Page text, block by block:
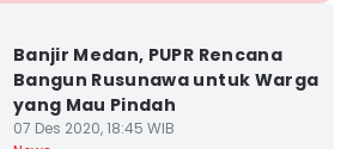
Banjir Medan, PUPR Rencana
Bangun Rusunawa untuk Warga
yang Mau Pindah
07 Des 2020, 18:45 WIB